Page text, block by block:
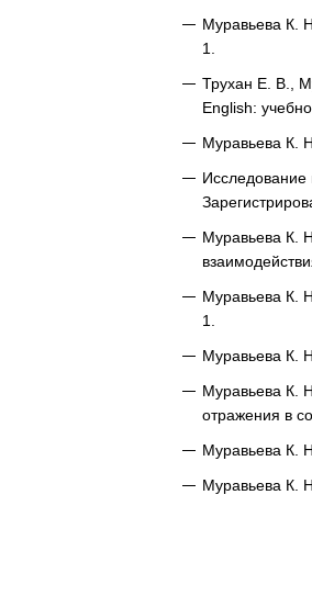
Муравьева К.
1.
Трухан Е. В.,
English:
Муравьева К.
Исследование
Муравьева К.
Муравьева К.
1.
Муравьева К.
Муравьева К.
отражения в
Муравьева К.
Муравьева К.